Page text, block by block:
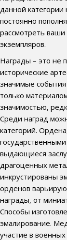
данной
постоянно
рассмотреть
экземпляров.
Награды – это не
исторические
значимые
только
значимостью,
Среди наград
категорий.
выдающиеся
драгоценных
инкрустированы
орденов
награды, от
Способы
эмалирование.
участие в